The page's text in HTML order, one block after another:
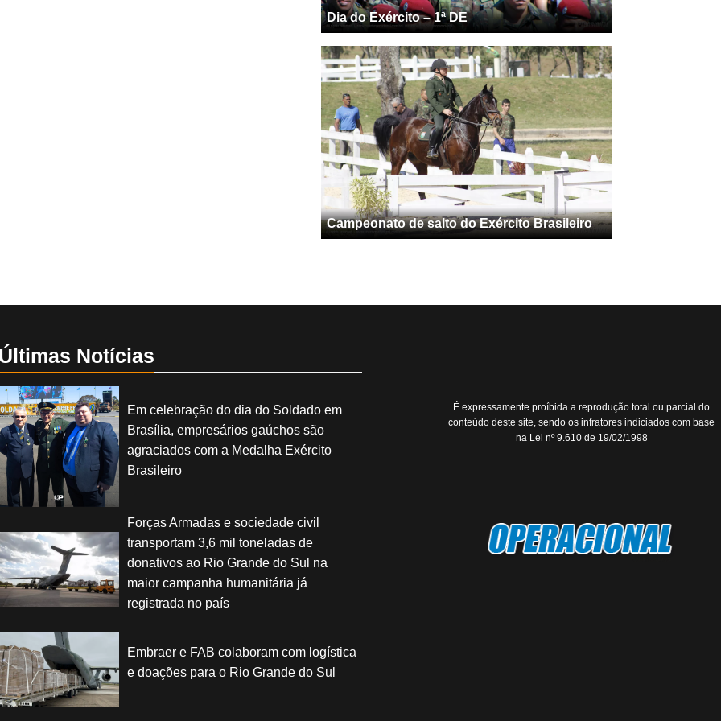
Dia do Exército – 1ª DE
Campeonato de salto do Exército Brasileiro
Últimas Notícias
Em celebração do dia do Soldado em
Brasília, empresários gaúchos são
agraciados com a Medalha Exército
Brasileiro
Forças Armadas e sociedade civil
transportam 3,6 mil toneladas de
donativos ao Rio Grande do Sul na
maior campanha humanitária já
registrada no país
Embraer e FAB colaboram com logística
e doações para o Rio Grande do Sul
É expressamente proíbida a reprodução total ou parcial do
conteúdo deste site, sendo os infratores indiciados com base
na Lei nº 9.610 de 19/02/1998